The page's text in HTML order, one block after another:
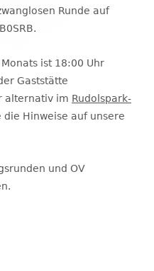
Runde auf
ist 18:00 Uhr
Gaststätte
alternativ im Rudolspark-
die Hinweise auf unsere
und OV